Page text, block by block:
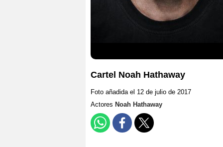
Cartel Noah Hathaway
Foto añadida el 12 de julio de 2017
Actores Noah Hathaway